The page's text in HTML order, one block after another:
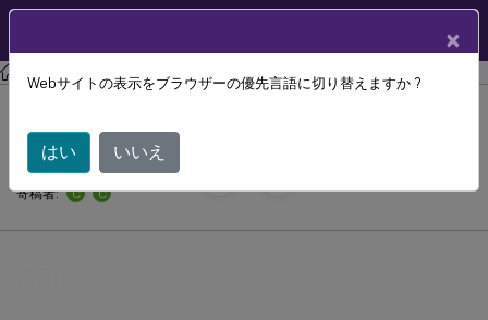
Citrix Provisioning Provisioning Services 7.15
API
August 5,
2022
寄稿者:
C C
×
Webサイトの表示をブラウザーの優先言語に切り替えますか ?
はい いいえ